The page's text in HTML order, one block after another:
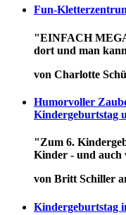
Fun-
"EINFACH
dort und man
von Charlotte
Humorvoller
Kindergeburtstag
"Zum 6.
Kinder - und auch
von Britt Schiller
Kindergeburtstag